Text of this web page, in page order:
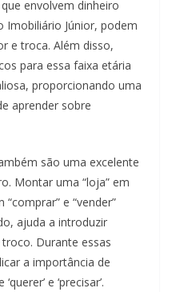
envolvem dinheiro
Júnior, podem
e troca. Além disso,
para essa faixa etária
proporcionando uma
aprender sobre
são uma excelente
Montar uma “loja” em
e “vender”
ajuda a introduzir
Durante essas
a importância de
e ‘precisar’.